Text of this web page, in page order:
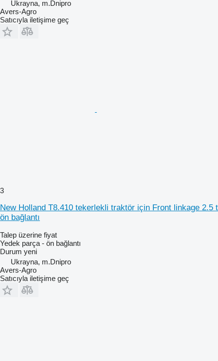
Ukrayna, m.Dnipro
Avers-Agro
Satıcıyla iletişime geç
3
New Holland T8.410 tekerlekli traktör için Front linkage 2.5 t
ön bağlantı
Talep üzerine fiyat
Yedek parça - ön bağlantı
Durum yeni
Ukrayna, m.Dnipro
Avers-Agro
Satıcıyla iletişime geç